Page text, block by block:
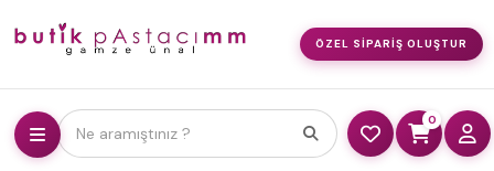
ÖZEL SIPARIŞ OLUŞTUR
Ne aramıştınız ?
0